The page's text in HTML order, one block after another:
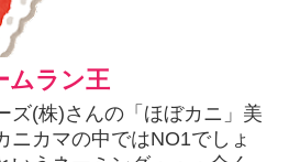
ムラン王
ズ(株)さんの「ほぼカニ」美
ニカマの中ではNO1でしょ